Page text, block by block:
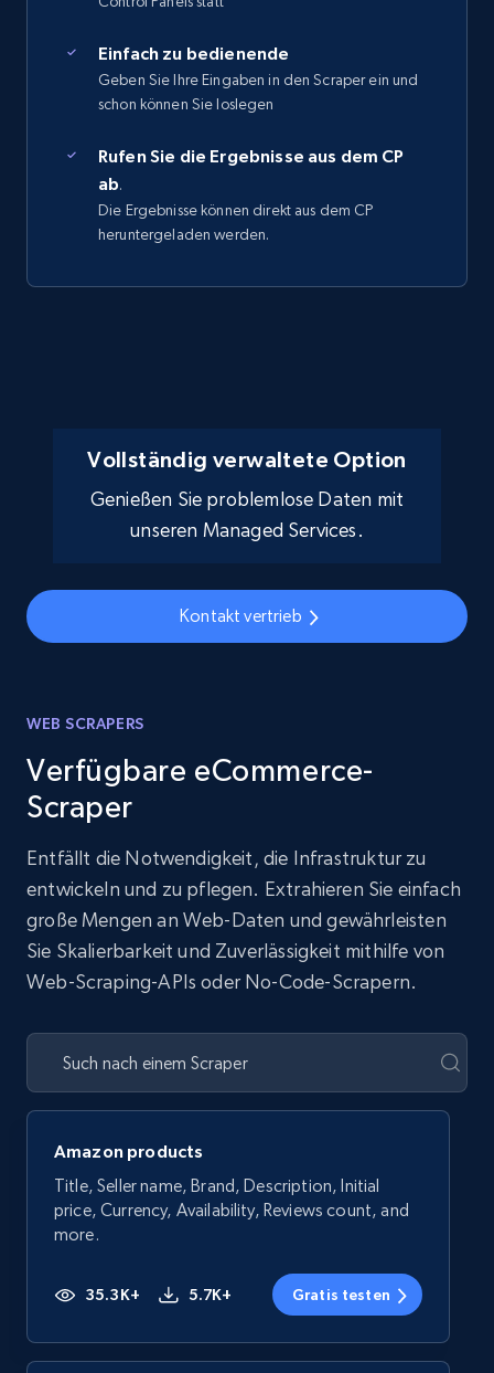
Einfach zu bedienende
Geben Sie Ihre Eingaben in den Scraper ein und
schon können Sie loslegen
Rufen Sie die Ergebnisse aus dem CP
ab.
Die Ergebnisse können direkt aus dem CP
heruntergeladen werden.
Vollständig verwaltete Option
Genießen Sie problemlose Daten mit
unseren Managed Services.
Kontakt vertrieb
WEB SCRAPERS
Verfügbare eCommerce-
Scraper
Entfällt die Notwendigkeit, die Infrastruktur zu
entwickeln und zu pflegen. Extrahieren Sie einfach
große Mengen an Web-Daten und gewährleisten
Sie Skalierbarkeit und Zuverlässigkeit mithilfe von
Web-Scraping-APIs oder No-Code-Scrapern.
Amazon products
Title, Seller name, Brand, Description, Initial
price, Currency, Availability, Reviews count, and
more.
35.3K+ 5.7K+ Gratis testen